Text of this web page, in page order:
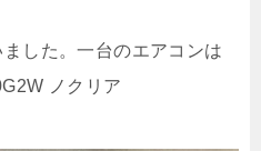
した。一台のエアコンは
ノクリア